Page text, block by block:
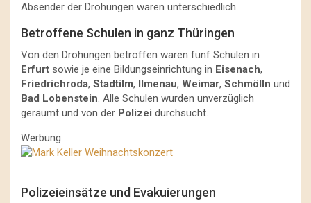
Absender der Drohungen waren unterschiedlich.
Betroffene Schulen in ganz Thüringen
Von den Drohungen betroffen waren fünf Schulen in
Erfurt sowie je eine Bildungseinrichtung in Eisenach,
Friedrichroda, Stadtilm, Ilmenau, Weimar, Schmölln und
Bad Lobenstein. Alle Schulen wurden unverzüglich
geräumt und von der Polizei durchsucht.
Werbung
Polizeieinsätze und Evakuierungen